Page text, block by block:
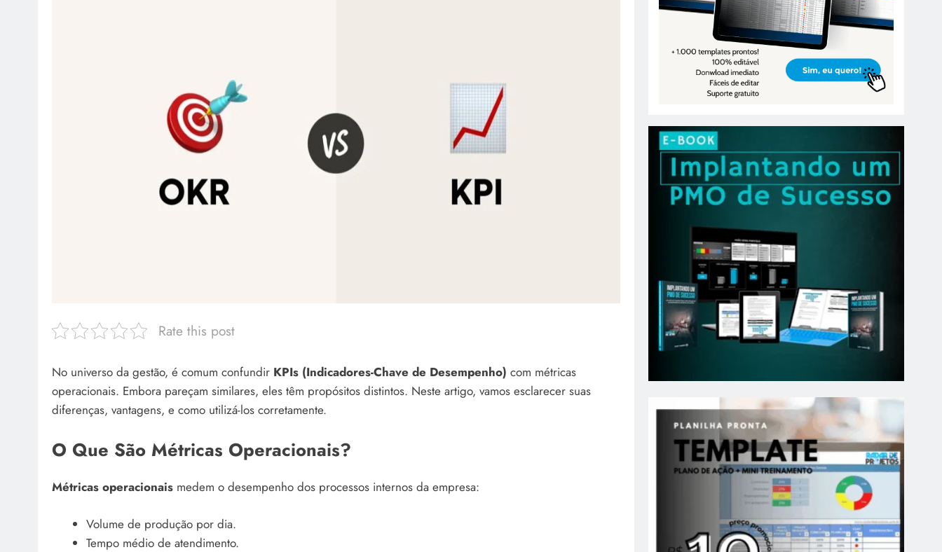
Rate this post
No universo da gestão, é comum confundir KPIs (Indicadores-Chave de Desempenho) com métricas
operacionais. Embora pareçam similares, eles têm propósitos distintos. Neste artigo, vamos esclarecer suas
diferenças, vantagens, e como utilizá-los corretamente.
O Que São Métricas Operacionais?
Métricas operacionais medem o desempenho dos processos internos da empresa:
Volume de produção por dia.
Tempo médio de atendimento.